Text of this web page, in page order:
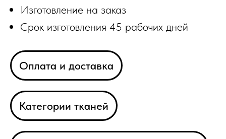
Изготовление на заказ
Срок изготовления 45 рабочих дней
Оплата и доставка
Категории тканей